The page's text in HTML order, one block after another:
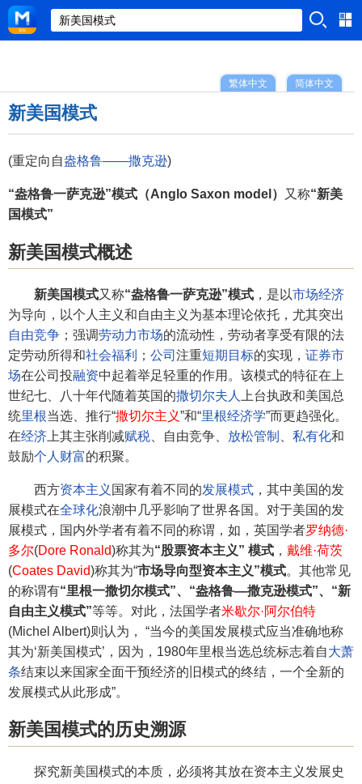
简体中文
繁体中文
新美国模式
(重定向自盎格鲁——撒克逊)
“盎格鲁一萨克逊”模式（Anglo Saxon model） 又称“新美
国模式”
新美国模式概述
新美国模式又称“盎格鲁一萨克逊”模式 ，是以市场经济
为导向，以个人主义和自由主义为基本理论依托，尤其突出
自由竞争 ；强调劳动力市场的流动性，劳动者享受有限的法
定劳动所得和社会福利 ； 公司 注重短期目标的实现， 证券市
场在公司投融资中起着举足轻重的作用。该模式的特征在上
世纪七、八十年代随着英国的撒切尔夫人
上台执政和美国总
统里根当选、推行“撒切尔主义”和“里根经济学”而更趋强化。
在经济 上其主张削减赋税 、自由竞争、 放松管制 私有化和
鼓励个人财富的积聚。
西方资本主义 国家有着不同的发展模式 ，其中美国的发
展模式在全球化浪潮中几乎影响了世界各国。对于美国的发
展模式，国内外学者有着不同的称谓，如，英国学者罗纳德·
多尔(Dore Ronald)称其为“股票资本主义” 模式 ， 戴维·荷茨
(Coates David)称其为“市场导向型资本主义”模式。其他常见
的称谓有“里根一撒切尔模式”、“盎格鲁—撒克逊模式”、“新
自由主义模式”等等。对此，法国学者米歇尔·阿尔伯特
(Michel Albert)则认为， “当今的美国发展模式应当准确地称
其为‘新美国模式’，因为，1980年里根当选总统标志着自大萧
条结束以来国家全面干预经济的旧模式的终结，一个全新的
发展模式从此形成”。
新美国模式的历史溯源
探究新美国模式的本质，必须将其放在资本主义发展史